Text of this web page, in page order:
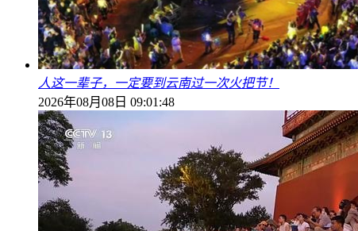
人这一辈子，一定要到云南过一次火把节！
2026年08月08日 09:01:48